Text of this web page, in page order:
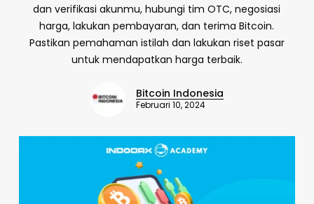
dan verifikasi akunmu, hubungi tim OTC, negosiasi
harga, lakukan pembayaran, dan terima Bitcoin.
Pastikan pemahaman istilah dan lakukan riset pasar
untuk mendapatkan harga terbaik.
Bitcoin Indonesia
Februari 10, 2024